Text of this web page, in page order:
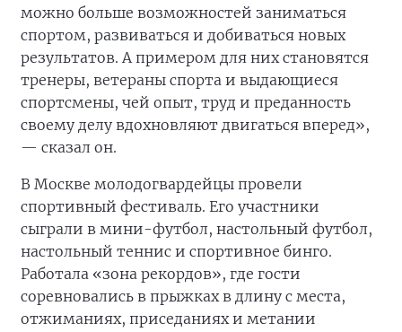
можно больше возможностей заниматься
спортом, развиваться и добиваться новых
результатов. А примером для них становятся
тренеры, ветераны спорта и выдающиеся
спортсмены, чей опыт, труд и преданность
своему делу вдохновляют двигаться вперед»,
— сказал он.
В Москве молодогвардейцы провели
спортивный фестиваль. Его участники
сыграли в мини-футбол, настольный футбол,
настольный теннис и спортивное бинго.
Работала «зона рекордов», где гости
соревновались в прыжках в длину с места,
отжиманиях, приседаниях и метании